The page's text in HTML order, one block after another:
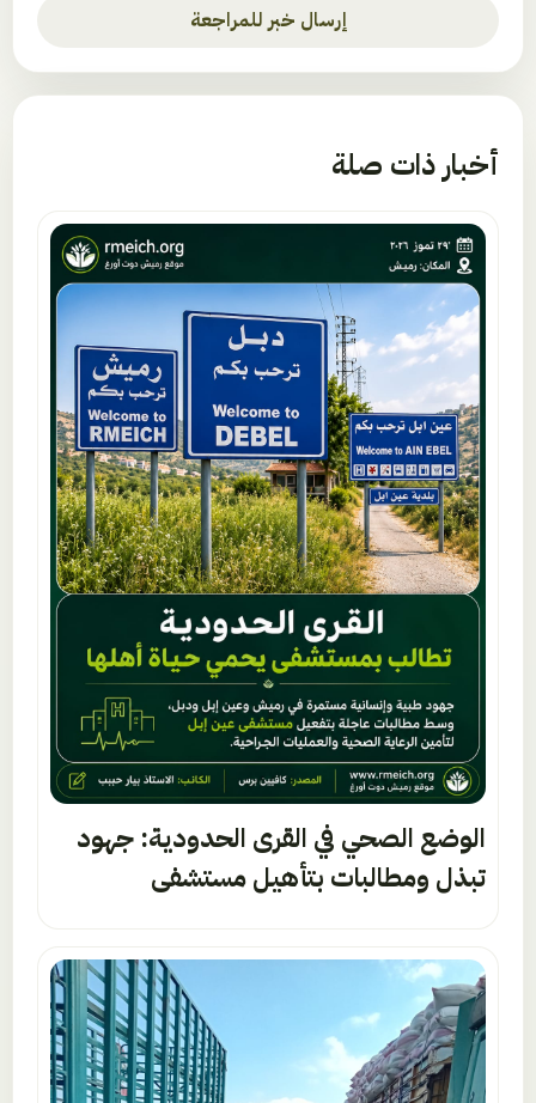
إرسال خبر للمراجعة
أخبار ذات صلة
الوضع الصحي في القرى الحدودية: جهود
تبذل ومطالبات بتأهيل مستشفى